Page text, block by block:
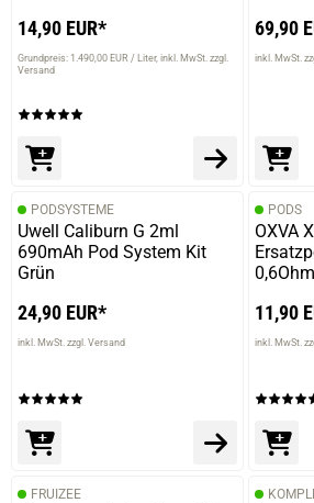
14,90 EUR*
Grundpreis: 1.490,00 EUR / Liter inkl. MwSt. zzgl.
Versand
69,90
inkl. MwSt.
PODSYSTEME
Uwell Caliburn G 2ml
690mAh Pod System Kit
Grün
24,90 EUR*
inkl. MwSt. zzgl. Versand
PODS
OXVA
0,6Ohm
11,90
inkl. MwSt.
FRUIZEE